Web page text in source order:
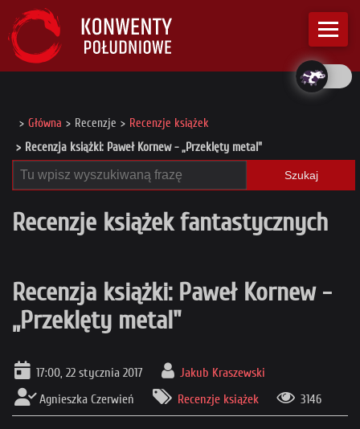
Główna Recenzje
Recenzje książek
Recenzja książki: Paweł Kornew - „Przeklęty metal"
Szukaj
Recenzje książek fantastycznych
Recenzja książki: Paweł Kornew -
„Przeklęty metal"
17:00, 22 stycznia 2017
Jakub Kraszewski
Agnieszka Czerwień
Recenzje książek 3146